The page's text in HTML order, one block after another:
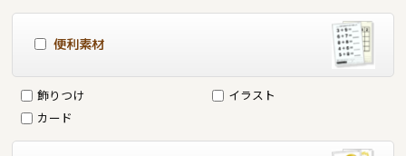
便利素材
飾りつけ
イラスト
カード